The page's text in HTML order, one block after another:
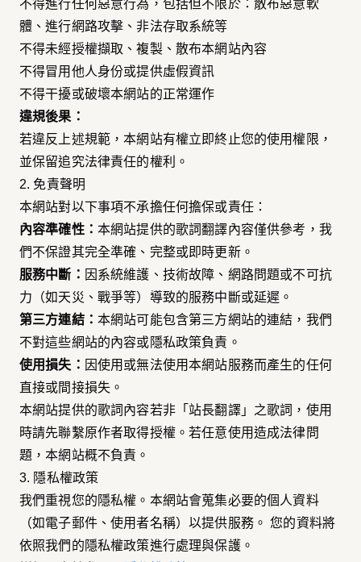
不得進行任何惡意行為，包括但不限於：散布惡意軟
體、進行網路攻擊、非法存取系統等
不得未經授權擷取、複製、散布本網站內容
不得冒用他人身份或提供虛假資訊
不得干擾或破壞本網站的正常運作
違規後果：
若違反上述規範，本網站有權立即終止您的使用權限，
並保留追究法律責任的權利。
2. 免責聲明
本網站對以下事項不承擔任何擔保或責任：
內容準確性： 本網站提供的歌詞翻譯內容僅供參考，我
們不保證其完全準確、完整或即時更新。
服務中斷： 因系統維護、技術故障、網路問題或不可抗
力（如天災、戰爭等）導致的服務中斷或延遲。
第三方連結： 本網站可能包含第三方網站的連結，我們
不對這些網站的內容或隱私政策負責。
使用損失： 因使用或無法使用本網站服務而產生的任何
直接或間接損失。
本網站提供的歌詞內容若非「站長翻譯」之歌詞，使用
時請先聯繫原作者取得授權。若任意使用造成法律問
題，本網站概不負責。
3. 隱私權政策
我們重視您的隱私權。本網站會蒐集必要的個人資料
（如電子郵件、使用者名稱）以提供服務。 您的資料將
依照我們的隱私權政策進行處理與保護。